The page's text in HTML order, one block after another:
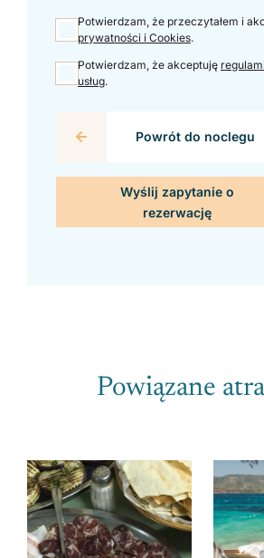
Potwierdzam, że przeczytałem i
prywatności i Cookies.
Potwierdzam, że akceptuję
usług.
Powrót do noclegu
Powiązane